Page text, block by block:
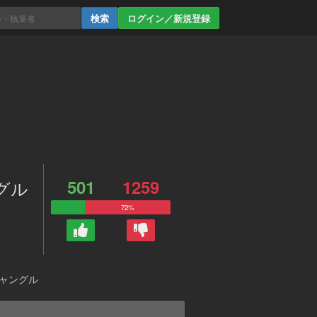
ログイン／新規登録
ル 501 1259
72%
ングル